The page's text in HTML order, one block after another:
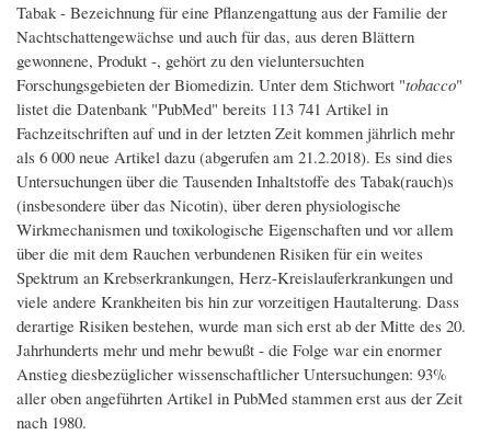
Tabak - Bezeichnung für eine Pflanzengattung aus der Familie der
Nachtschattengewächse und auch für das, aus deren Blättern
gewonnene, Produkt -, gehört zu den vieluntersuchten
Forschungsgebieten der Biomedizin. Unter dem Stichwort "tobacco"
listet die Datenbank "PubMed" bereits 113 741 Artikel in
Fachzeitschriften auf und in der letzten Zeit kommen jährlich mehr
als 6 000 neue Artikel dazu (abgerufen am 21.2.2018). Es sind dies
Untersuchungen über die Tausenden Inhaltstoffe des Tabak(rauch)s
(insbesondere über das Nicotin), über deren physiologische
Wirkmechanismen und toxikologische Eigenschaften und vor allem
über die mit dem Rauchen verbundenen Risiken für ein weites
Spektrum an Krebserkrankungen, Herz-Kreislauferkrankungen und
viele andere Krankheiten bis hin zur vorzeitigen Hautalterung. Dass
derartige Risiken bestehen, wurde man sich erst ab der Mitte des 20.
Jahrhunderts mehr und mehr bewußt - die Folge war ein enormer
Anstieg diesbezüglicher wissenschaftlicher Untersuchungen: 93%
aller oben angeführten Artikel in PubMed stammen erst aus der Zeit
nach 1980.